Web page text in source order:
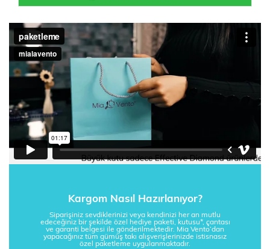
Kargom Nasıl Hazırlanıyor?
Siparişiniz sevdiklerinizi veya kendinizi her an mutlu
edeceğiniz bir şekilde özel hediye paketi, kutusu*, çantası
ve garanti belgesi ile gönderilmektedir. Mia Vento’dan
yapacağınız tüm gümüş takı alışverişlerinizde istisnasız
özel paketleme uygulanmaktadır.